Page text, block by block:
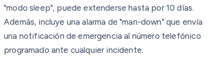
"modo sleep", puede extenderse hasta por 10 días.
Además, incluye una alarma de "man-down" que envía
una notificación de emergencia al número telefónico
programado ante cualquier incidente.